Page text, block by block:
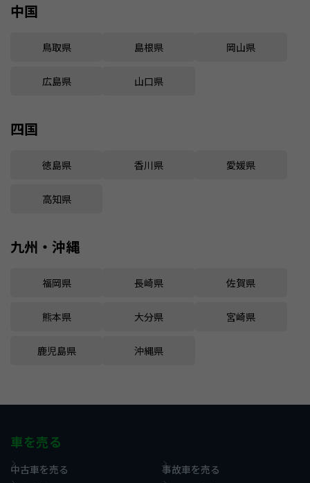
中国
鳥取県 島根県 岡山県
広島県 山口県
四国
徳島県 香川県 愛媛県
高知県
九州・沖縄
福岡県 長崎県 佐賀県
熊本県 大分県 宮崎県
鹿児島県 沖縄県
車を売る
中古車を売る
事故車を売る